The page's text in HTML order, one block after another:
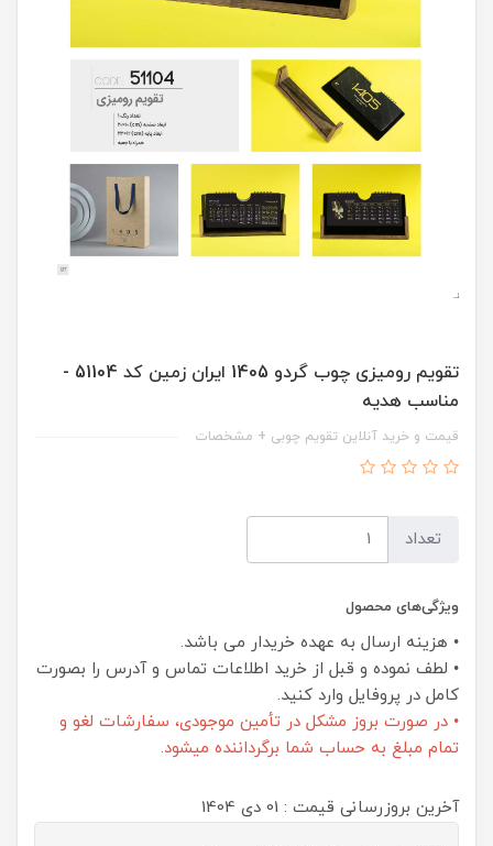
تقویم رومیزی چوب گردو 1405 ایران زمین کد 51104 -
مناسب هدیه
قیمت و خرید آنلاین تقویم چوبی + مشخصات
تعداد
ویژگی‌های محصول
• هزینه ارسال به عهده خریدار می باشد.
• لطف نموده و قبل از خرید اطلاعات تماس و آدرس را بصورت
کامل در پروفایل وارد کنید.
• در صورت بروز مشکل در تأمین موجودی، سفارشات لغو و
تمام مبلغ به حساب شما برگرداننده میشود.
آخرین بروزرسانی قیمت : 01 دی 1404